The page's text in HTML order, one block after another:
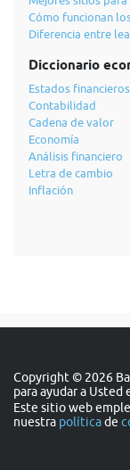
Cómo funcionan
Diferencia entre
Diccionario
Estados financieros
Contabilidad
Cadena de valor
Economía
Análisis financiero
Letra de cambio
Inflación
Copyright © 2026
para ayudar a Usted
Este sitio web
nuestra políticade